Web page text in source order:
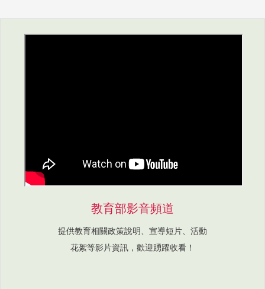
教育部影音頻道
提供教育相關政策說明、宣導短片、活動
花絮等影片資訊，歡迎踴躍收看！